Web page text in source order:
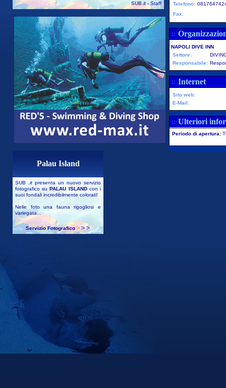
SUB.it- Staff
Palau Island
SUB .it presenta un nuovo servizio
fotografico suPALAU ISLANDcon i
suoi fondali incredibilmente colorati!
Nelle foto una fauna rigogliosi e
variegata...
Servizio Fotografico
Telefono:
Fax:
::
NAPOLI DIVE INN
Settore:
Responsabile:
:: Internet
Sito web:
E-Mail:
:: Ulteriori
Periodo di apertura: